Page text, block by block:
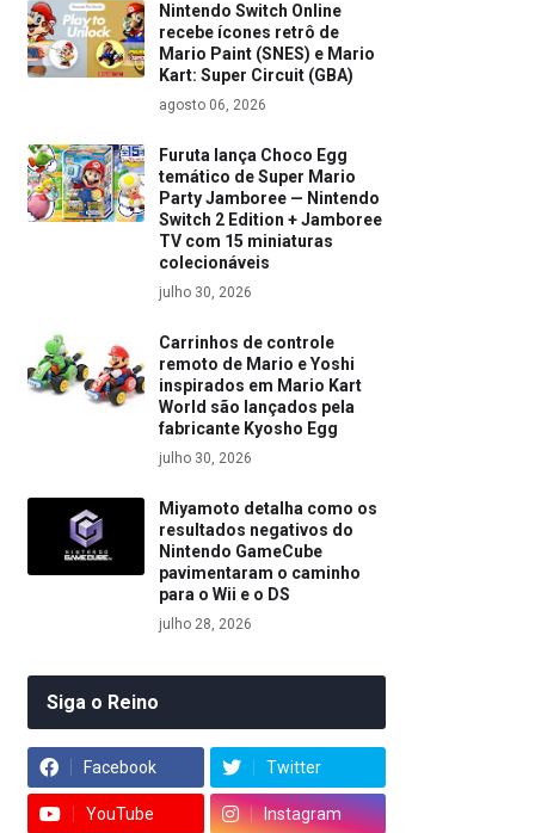
Nintendo Switch Online
recebe ícones retrô de
Mario Paint (SNES) e Mario
Kart: Super Circuit (GBA)
agosto 06, 2026
Furuta lança Choco Egg
temático de Super Mario
Party Jamboree — Nintendo
Switch 2 Edition + Jamboree
TV com 15 miniaturas
colecionáveis
julho 30, 2026
Carrinhos de controle
remoto de Mario e Yoshi
inspirados em Mario Kart
World são lançados pela
fabricante Kyosho Egg
julho 30, 2026
Miyamoto detalha como os
resultados negativos do
Nintendo GameCube
pavimentaram o caminho
para o Wii e o DS
julho 28, 2026
Siga o Reino
Facebook Twitter
YouTube Instagram